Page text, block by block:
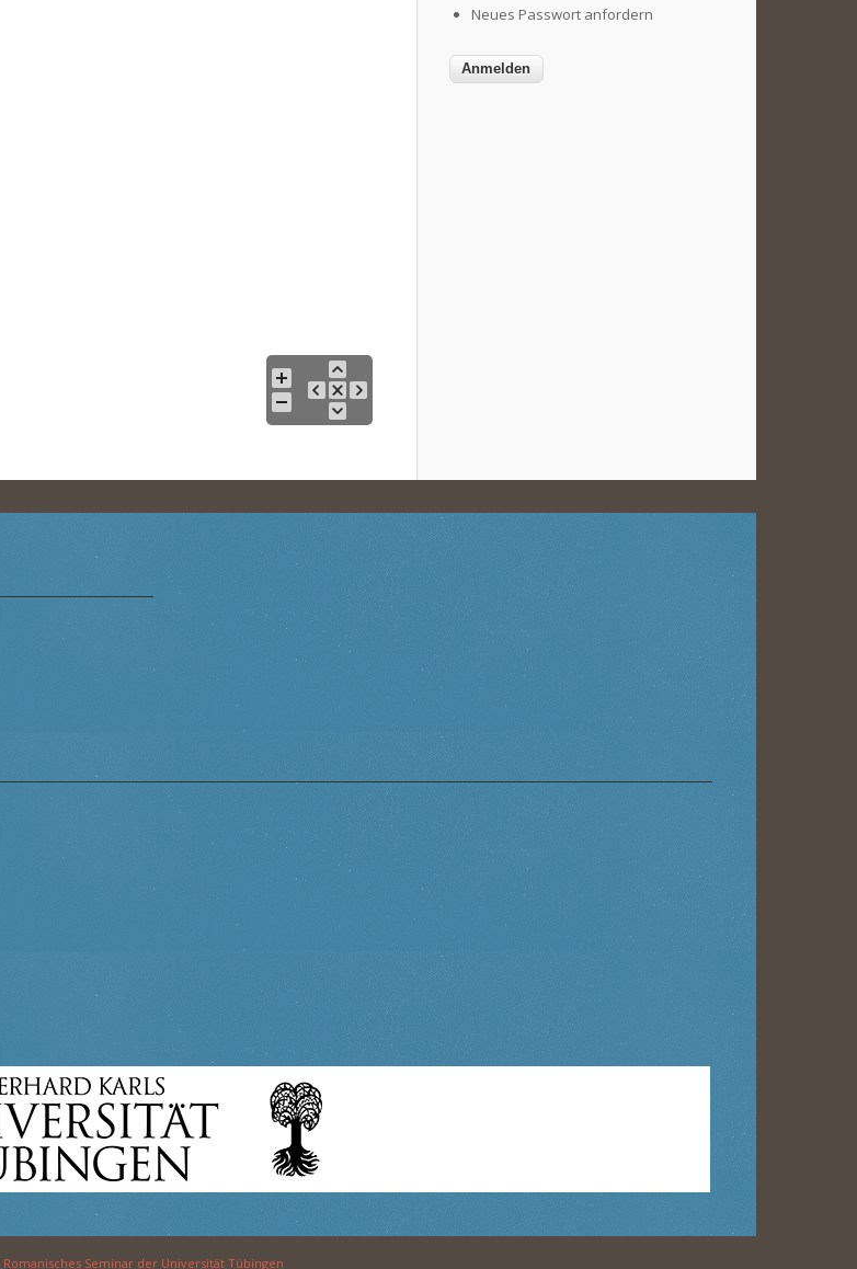
Neues Passwort anfordern
Romanisches Seminar der Universität Tübingen